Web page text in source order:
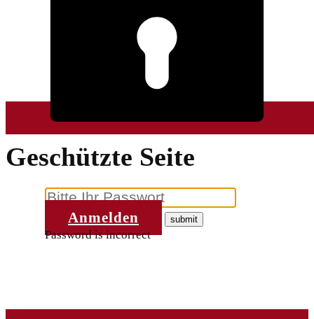
Geschützte Seite
Anmelden
Password is incorrect